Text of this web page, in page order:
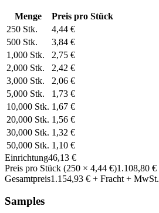
Menge
Preis pro Stück
250 Stk.
4,44 €
500 Stk.
3,84 €
1,000 Stk.
2,75 €
2,000 Stk.
2,42 €
3,000 Stk.
2,06 €
5,000 Stk.
1,73 €
10,000 Stk. 1,67 €
20,000 Stk. 1,56 €
30,000 Stk. 1,32 €
50,000 Stk. 1,10 €
Einrichtung46,13 €
Preis pro Stück (250 × 4,44 €)1.108,80 €
Gesamtpreis1.154,93 € + Fracht + MwSt.
Samples